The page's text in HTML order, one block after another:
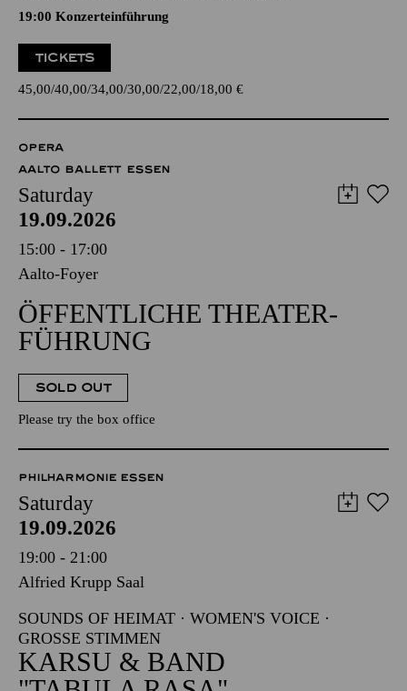
19:00 Konzerteinführung
TICKETS
45,00 40,00 34,00 30,00 22,00 18,00 €
OPERA
AALTO BALLETT ESSEN
Saturday
19.09.2026
15:00 - 17:00
Aalto-Foyer
ÖFFENTLICHE THEATER­
FÜHRUNG
SOLD OUT
Please try the box office
PHILHARMONIE ESSEN
Saturday
19.09.2026
19:00 - 21:00
Alfried Krupp Saal
SOUNDS OF HEIMAT · WOMEN'S VOICE ·
GROSSE STIMMEN
KARSU & BAND